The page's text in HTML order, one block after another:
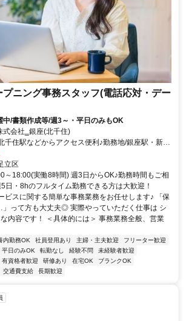
プニング事務スタッフ(電話応対・デー
/書類作成等/週3～・平日のみもOK
式会社‗銀座(北千住)
千住駅などからアクセス便利♪勤務地/銀座駅・新橋
立区
～18:00(実働8時間) 週3日からOK♪勤務時間もご相
日・8hのフルタイム勤務できる方は大歓迎！
ビスに関する簡単な事務業務をお任せします♪ 「保
って方も大丈夫◎ 実際やっていただく仕事は シ
内容です！ ＜具体的には＞ 事務業務全般、営業
内勤務OK 社員登用あり 主婦・主夫歓迎
フリーター歓迎
平日のみOK 転勤なし 経験不問
未経験者歓迎
有資格者歓迎 研修あり 在宅OK
ブランクOK
交通費支給 長期歓迎